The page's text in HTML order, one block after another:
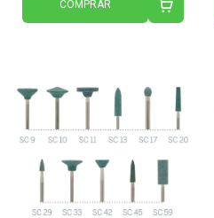
COMPRAR